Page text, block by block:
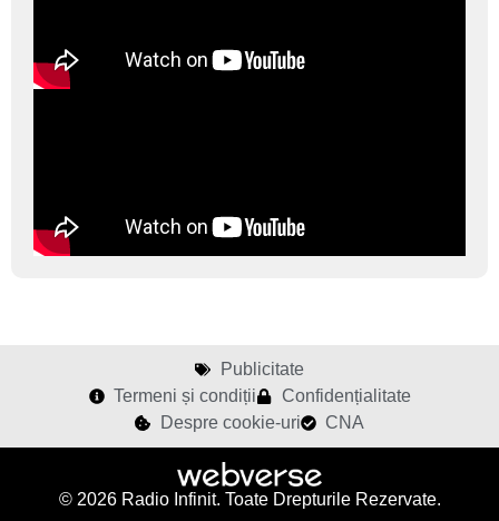
Publicitate
Termeni și condiții
Confidențialitate
Despre cookie-uri
CNA
© 2026 Radio Infinit. Toate Drepturile Rezervate.